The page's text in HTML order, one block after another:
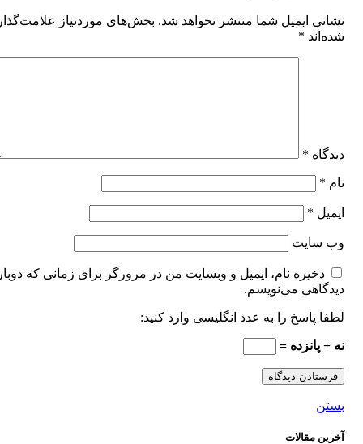
نشانی ایمیل شما منتشر نخواهد شد. بخش‌های موردنیاز
شده‌اند *
دیدگاه *
نام *
ایمیل *
وب‌ سایت
ذخیره نام، ایمیل و وبسایت من در مرورگر برای زمانی که
دیدگاهی می‌نویسم.
لطفا پاسخ را به عدد انگلیسی وارد کنید:
نه + پانزده =
بستن
آخرین مقالات